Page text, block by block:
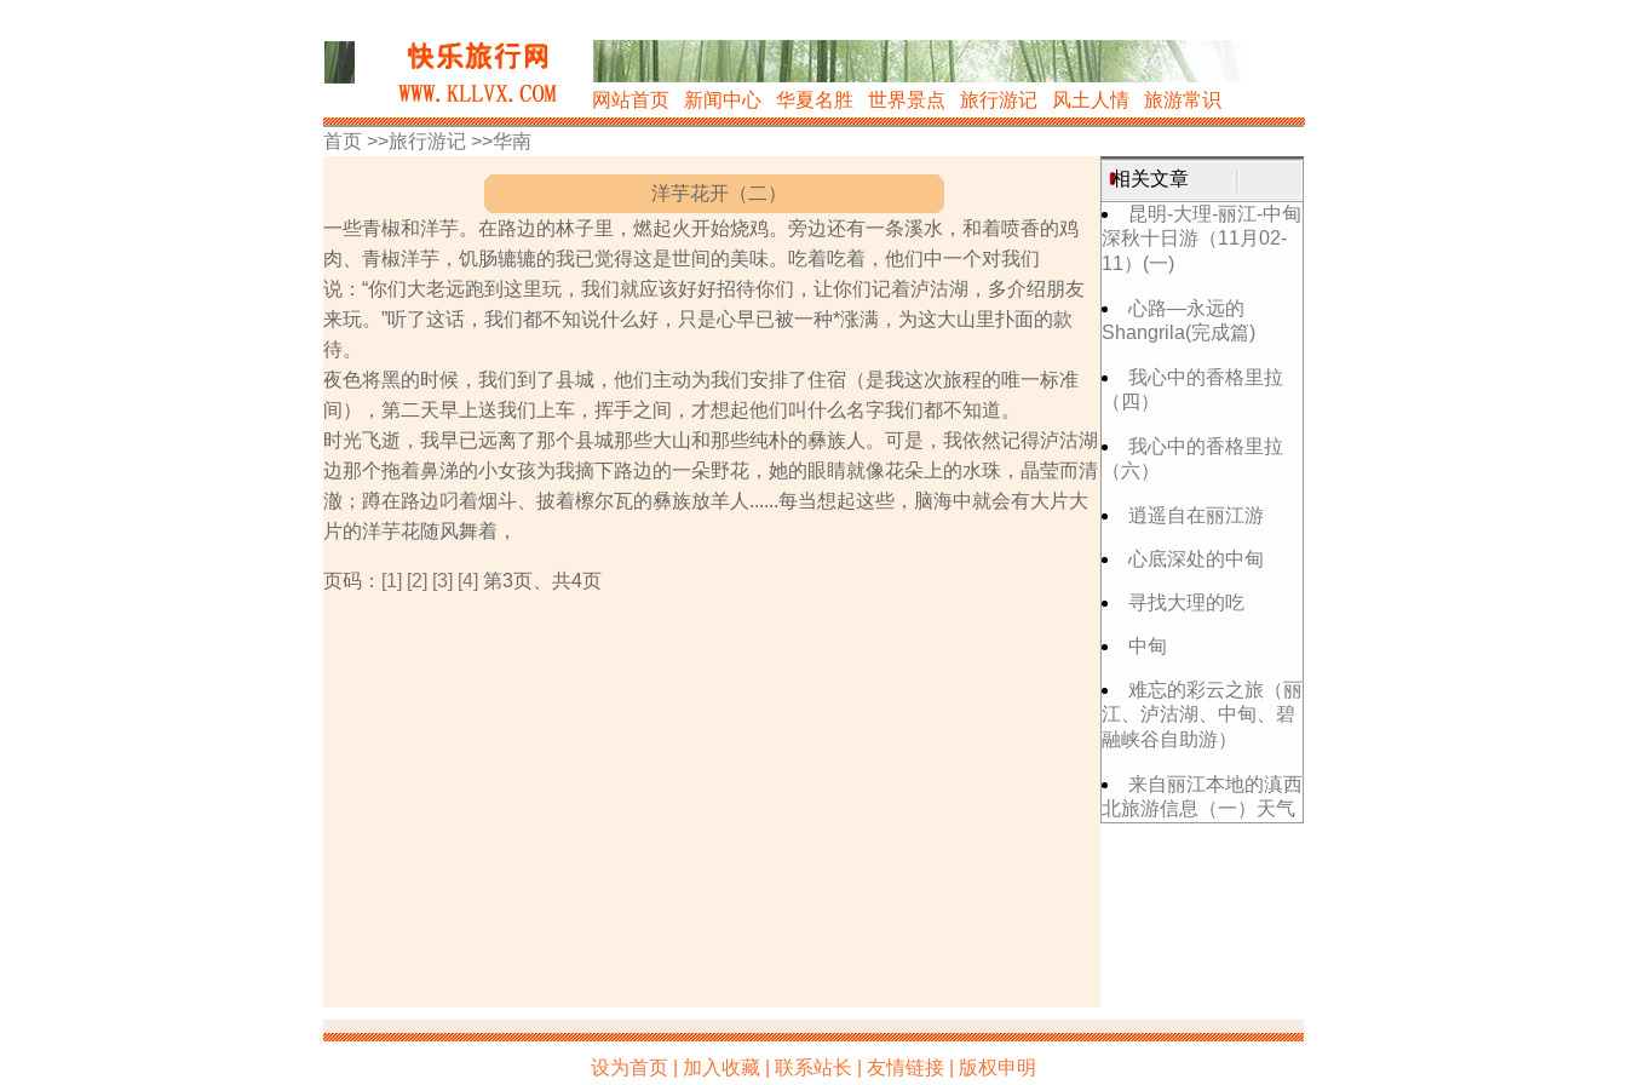
网站首页 新闻中心 华夏名胜 世界景点 旅行游记 风土人情
旅游常识
首页 >>旅行游记 >>华南
相关文章
昆明-大理-丽江-中甸
深秋十日游（11月02-
11）(一)
心路—永远的
Shangrila(完成篇)
我心中的香格里拉
（四）
我心中的香格里拉
（六）
逍遥自在丽江游
心底深处的中甸
寻找大理的吃
中甸
难忘的彩云之旅（丽
江、泸沽湖、中甸、碧
融峡谷自助游）
来自丽江本地的滇西
北旅游信息（一）天气
洋芋花开（二）
一些青椒和洋芋。在路边的林子里，燃起火开始烧鸡。旁边还有一条溪水，和着喷香的鸡
肉、青椒洋芋，饥肠辘辘的我已觉得这是世间的美味。吃着吃着，他们中一个对我们
说：“你们大老远跑到这里玩，我们就应该好好招待你们，让你们记着泸沽湖，多介绍朋友
来玩。”听了这话，我们都不知说什么好，只是心早已被一种*涨满，为这大山里扑面的款
待。
夜色将黑的时候，我们到了县城，他们主动为我们安排了住宿（是我这次旅程的唯一标准
间），第二天早上送我们上车，挥手之间，才想起他们叫什么名字我们都不知道。
时光飞逝，我早已远离了那个县城那些大山和那些纯朴的彝族人。可是，我依然记得泸沽湖
边那个拖着鼻涕的小女孩为我摘下路边的一朵野花，她的眼睛就像花朵上的水珠，晶莹而清
澈；蹲在路边叼着烟斗、披着檫尔瓦的彝族放羊人......每当想起这些，脑海中就会有大片大
片的洋芋花随风舞着，
页码： [1] [2] [3] [4] 第3页、共4页
设为首页 | 加入收藏 | 联系站长 | 友情链接 | 版权申明